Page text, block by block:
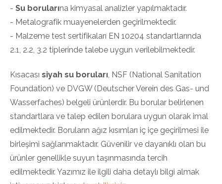
- Su borularına kimyasal analizler yapılmaktadır.
- Metalografik muayenelerden geçirilmektedir.
- Malzeme test sertifikaları EN 10204 standartlarında
2.1, 2.2, 3.2 tiplerinde talebe uygun verilebilmektedir.
Kısacası siyah su boruları , NSF (National Sanitation
Foundation) ve DVGW (Deutscher Verein des Gas- und
Wasserfaches) belgeli ürünlerdir. Bu borular belirlenen
standartlara ve talep edilen borulara uygun olarak imal
edilmektedir. Boruların ağız kısımları iç içe geçirilmesi ile
birleşimi sağlanmaktadır. Güvenilir ve dayanıklı olan bu
ürünler genellikle suyun taşınmasında tercih
edilmektedir. Yazımız ile ilgili daha detaylı bilgi almak